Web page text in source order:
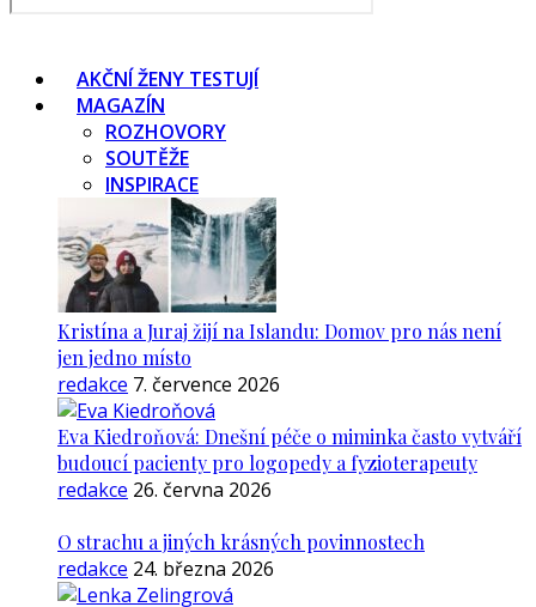
AKČNÍ ŽENY TESTUJÍ
MAGAZÍN
ROZHOVORY
SOUTĚŽE
INSPIRACE
Kristína a Juraj žijí na Islandu: Domov pro nás není
jen jedno místo
redakce 7. července 2026
Eva Kiedroňová: Dnešní péče o miminka často vytváří
budoucí pacienty pro logopedy a fyzioterapeuty
redakce 26. června 2026
O strachu a jiných krásných povinnostech
redakce 24. března 2026